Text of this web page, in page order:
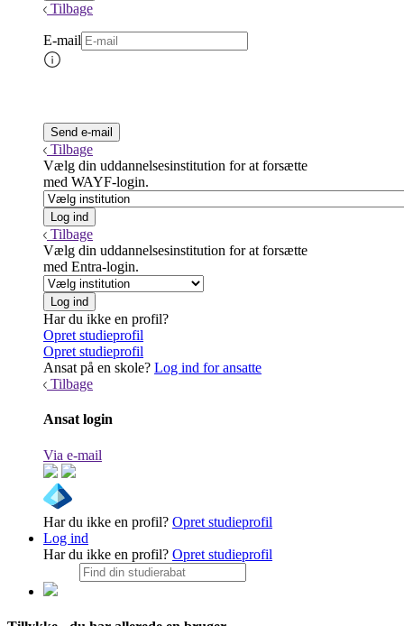
Tilbage
E-mail
Tilbage
Vælg din uddannelsesinstitution for at forsætte
med WAYF-login.
Tilbage
Vælg din uddannelsesinstitution for at forsætte
med Entra-login.
Har du ikke en profil?
Opret studieprofil
Opret studieprofil
Ansat på en skole? Log ind for ansatte
Tilbage
Ansat login
Via e-mail
Har du ikke en profil? Opret studieprofil
Log ind
Har du ikke en profil? Opret studieprofil